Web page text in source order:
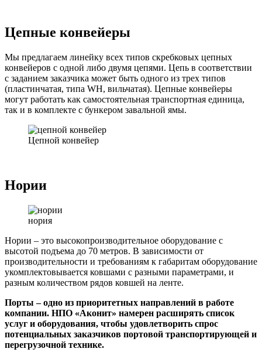
Цепные конвейеры
Мы предлагаем линейку всех типов скребковых цепных
конвейеров с одной либо двумя цепями. Цепь в соответствии
с заданием заказчика может быть одного из трех типов
(пластинчатая, типа WH, вильчатая). Цепные конвейеры
могут работать как самостоятельная транспортная единица,
так и в комплекте с бункером завальной ямы.
Цепной конвейер
Нории
нория
Нории – это высокопроизводительное оборудование с
высотой подъема до 70 метров. В зависимости от
производительности и требованиям к габаритам оборудование
укомплектовывается ковшами с разными параметрами, и
разным количеством рядов ковшей на ленте.
Порты – одно из приоритетных направлений в работе
компании. НПО «Аконит» намерен расширять список
услуг и оборудования, чтобы удовлетворить спрос
потенциальных заказчиков портовой транспортирующей и
перегрузочной технике.